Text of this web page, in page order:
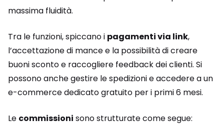
massima fluidità.
Tra le funzioni, spiccano i pagamenti via link,
l’accettazione di mance e la possibilità di creare
buoni sconto e raccogliere feedback dei clienti. Si
possono anche gestire le spedizioni e accedere a un
e-commerce dedicato gratuito per i primi 6 mesi.
Le commissioni sono strutturate come segue: